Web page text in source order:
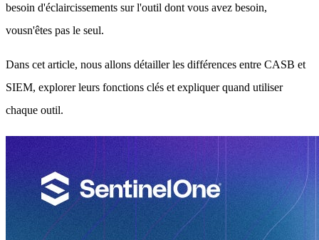
besoin d'éclaircissements sur l'outil dont vous avez besoin,
vousn'êtes pas le seul.
Dans cet article, nous allons détailler les différences entre CASB et
SIEM, explorer leurs fonctions clés et expliquer quand utiliser
chaque outil.